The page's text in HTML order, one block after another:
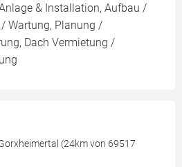
& Installation, Aufbau /
Wartung, Planung /
Dach Vermietung /
(24km von 69517